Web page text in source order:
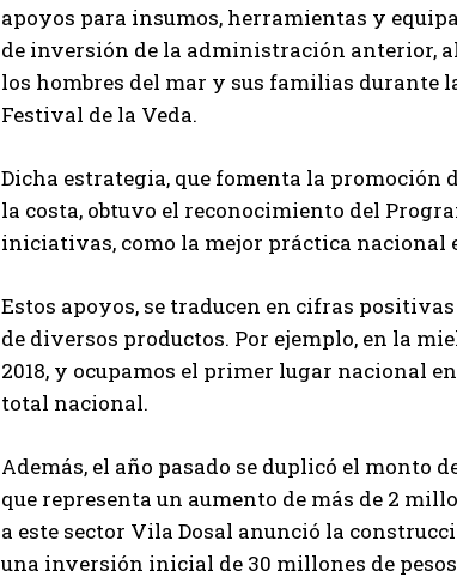
apoyos para insumos, herramientas y
de inversión de la administración anterior,
los hombres del mar y sus familias durante
Festival de la Veda.
Dicha estrategia, que fomenta la
la costa, obtuvo el reconocimiento del
iniciativas, como la mejor práctica nacional
Estos apoyos, se traducen en cifras
de diversos productos. Por ejemplo, en la
2018, y ocupamos el primer lugar nacional
total nacional.
Además, el año pasado se duplicó el monto
que representa un aumento de más de 2
a este sector Vila Dosal anunció la
una inversión inicial de 30 millones de